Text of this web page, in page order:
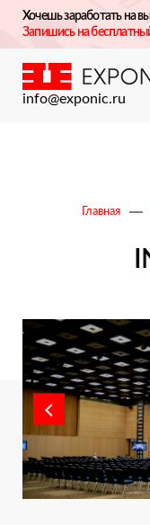
Хочешь заработать на
Запишись на
info@exponic.ru
Главная